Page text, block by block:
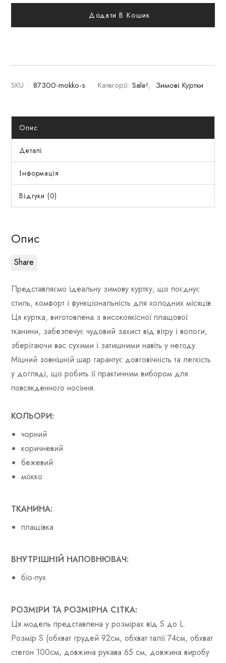
Додати В Кошик
SKU : 87300-mokko-s Категорії: Sale!, Зимові Куртки
Опис
Деталі
Інформація
Відгуки (0)
Опис
Share
Представляємо ідеальну зимову куртку, що поєднує
стиль, комфорт і функціональність для холодних місяців.
Ця куртка, виготовлена з високоякісної плащової
тканини, забезпечує чудовий захист від вітру і вологи,
зберігаючи вас сухими і затишними навіть у негоду.
Міцний зовнішній шар гарантує довговічність та легкість
у догляді, що робить її практичним вибором для
повсякденного носіння.
КОЛЬОРИ:
чорний
коричневий
бежевий
мокко
ТКАНИНА:
плащівка
ВНУТРІШНІЙ НАПОВНЮВАЧ:
біо-пух
РОЗМІРИ ТА РОЗМІРНА СІТКА:
Ця модель представлена у розмірах від S до L.
Розмір S (обхват грудей 92см, обхват талії 74см, обхват
стегон 100см, довжина рукава 65 см, довжина виробу